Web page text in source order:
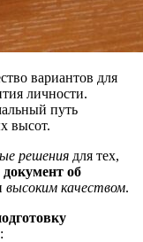
вариантов для
личности.
путь
высот.
решения для тех,
об
высоким качеством.